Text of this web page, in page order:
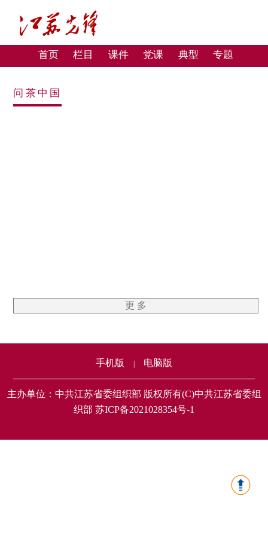
首页 栏目 课件 党课 典型 专题
问茶中国
更 多
手机版 电脑版
主办单位：中共江苏省委组织部 版权所有(C)中共江苏省委组
织部 苏ICP备2021028354号-1